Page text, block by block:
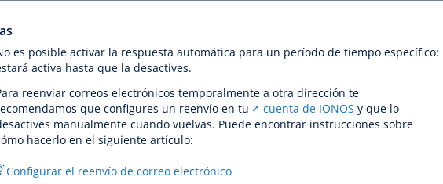
es posible activar la respuesta automática para un período de tiempo específico:
activa hasta que la desactives.
reenviar correos electrónicos temporalmente a otra dirección te
que configures un reenvío en tu
cuenta de IONOS y que lo
manualmente cuando vuelvas. Puede encontrar instrucciones sobre
hacerlo en el siguiente artículo:
Configurar el reenvío de correo electrónico